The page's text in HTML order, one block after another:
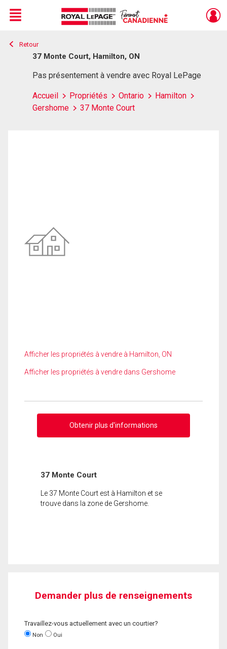
Live
En Direct
Menu
Retour
37 Monte Court, Hamilton, ON
Pas présentement à vendre avec Royal LePage
Accueil Propriétés Ontario
Hamilton
Gershome
37 Monte Court
Afficher les propriétés à vendre à Hamilton, ON
Afficher les propriétés à vendre dans Gershome
Obtenir plus d'informations
37 Monte Court
Le 37 Monte Court est à Hamilton et se
trouve dans la zone de Gershome.
Demander plus de renseignements
Travaillez-vous actuellement avec un courtier?
Non Oui